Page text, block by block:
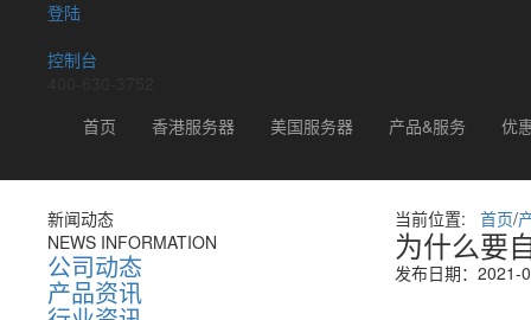
登陆
控制台
首页
香港服务器 美国服务器 产品&服务 优
新闻动态
NEWS INFORMATION
公司动态
产品资讯
当前位置: 首页/
为什么要
发布日期：2021-